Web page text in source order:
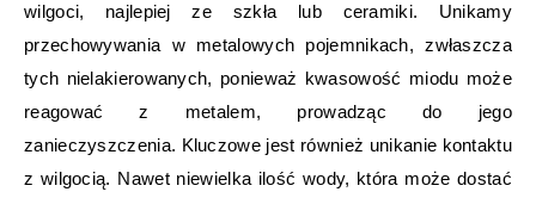
wilgoci, najlepiej ze szkła lub ceramiki. Unikamy
przechowywania w metalowych pojemnikach, zwłaszcza
tych nielakierowanych, ponieważ kwasowość miodu może
reagować z metalem, prowadząc do jego
zanieczyszczenia. Kluczowe jest również unikanie kontaktu
z wilgocią. Nawet niewielka ilość wody, która może dostać